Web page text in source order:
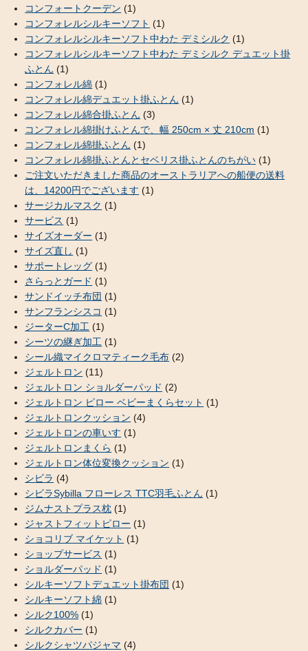
コンフォートクーデン (1)
コンフォレルシルキーソフト (1)
コンフォレルシルキーソフト中わた デミシルク (1)
コンフォレルシルキーソフト中わた デミシルク デュエット掛
ふとん (1)
コンフォレル綿 (1)
コンフォレル綿デュエット掛ふとん (1)
コンフォレル綿合掛ふとん (3)
コンフォレル綿掛けふとんで、幅 250cm × 丈 210cm (1)
コンフォレル綿掛ふとん (1)
コンフォレル綿掛ふとんとセベリス掛ふとんのちがい (1)
ご注文いただきました商品のオーストラリアへの船便の送料
は、14200円でございます (1)
サージカルマスク (1)
サービス (1)
サイズオーダー (1)
サイズ直し (1)
サポートレッグ (1)
さらっとガード (1)
サンドイッチ布団 (1)
サンフランシスコ (1)
ジーターC加工 (1)
シーツの継ぎ加工 (1)
シール織マイクロマティーク毛布 (2)
ジェルトロン (11)
ジェルトロン ショルダーパッド (2)
ジェルトロン ピロー ベビーまくらセット (1)
ジェルトロンクッション (4)
ジェルトロンの車いす (1)
ジェルトロンまくら (1)
ジェルトロン体位変換クッション (1)
シビラ (4)
シビラSybilla フローレス TTC羽毛ふとん (1)
ジムナストプラス枕 (1)
ジャストフィットピロー (1)
ショコリブ マイケット (1)
ショップサービス (1)
ショルダーパッド (1)
シルキーソフトデュエット掛布団 (1)
シルキーソフト綿 (1)
シルク100% (1)
シルクカバー (1)
シルクシャツパジャマ (4)